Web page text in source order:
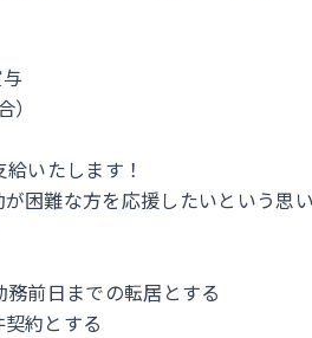
いたします！
困難な方を応援したいという思
務前日までの転居とする
約とする